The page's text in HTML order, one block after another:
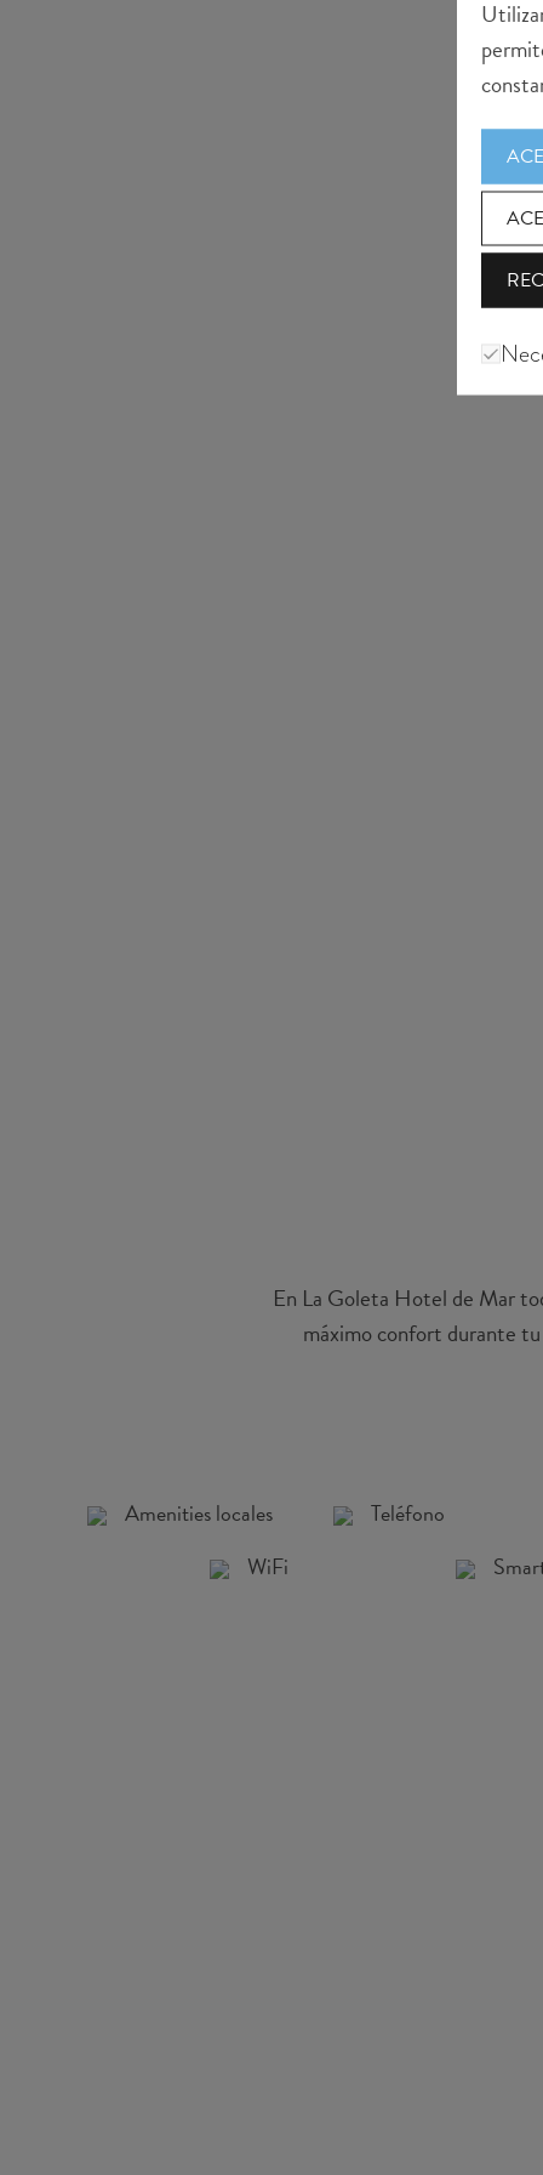
En La Goleta Hotel de Mar
máximo confort durante
Amenities locales
Teléfono
WiFi